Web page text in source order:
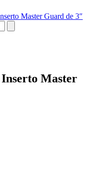
Master Guard de 3″
Master